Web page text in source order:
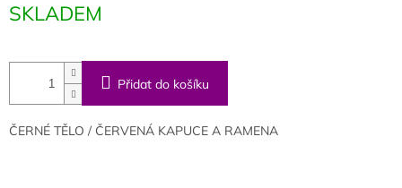
cena:
SKLADEM
Přidat do košíku
ČERNÉ TĚLO / ČERVENÁ KAPUCE A RAMENA